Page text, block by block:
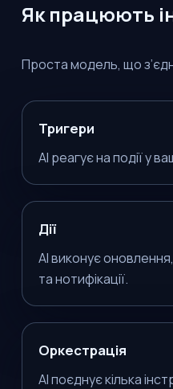
Як працюють
Проста модель, що
Тригери
AI реагує на події у
Дії
AI виконує
та нотифікації.
Оркестрація
AI поєднує кілька